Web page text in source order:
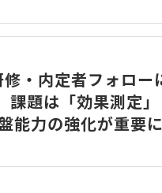
修・内定者フォロ
課題は「効果測定
能力の強化が重要に